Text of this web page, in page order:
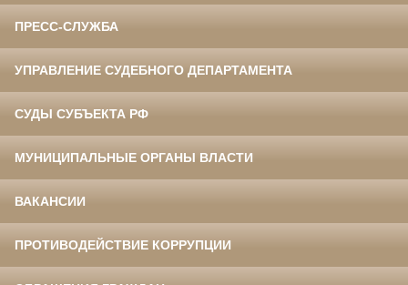
ПРЕСС-СЛУЖБА
УПРАВЛЕНИЕ СУДЕБНОГО ДЕПАРТАМЕНТА
СУДЫ СУБЪЕКТА РФ
МУНИЦИПАЛЬНЫЕ ОРГАНЫ ВЛАСТИ
ВАКАНСИИ
ПРОТИВОДЕЙСТВИЕ КОРРУПЦИИ